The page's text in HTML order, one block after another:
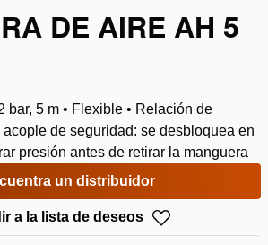
DE AIRE AH 5
bar, 5 m • Flexible • Relación de
acople de seguridad: se desbloquea en
presión antes de retirar la manguera
un distribuidor
a la lista de deseos